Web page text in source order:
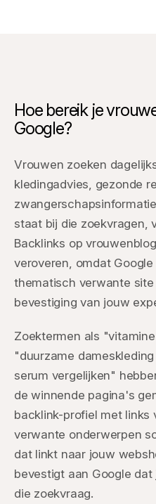
Hoe bereik je
Google?
Vrouwen zoeken
kledingadvies, gezonde
staat bij die zoekvragen,
Backlinks op
veroveren, omdat
thematisch verwante
bevestiging van jouw
Zoektermen als
"duurzame
serum vergelijken"
de winnende pagina's
backlink-profiel met links
verwante onderwerpen
dat linkt naar jouw
bevestigt aan Google
die zoekvraag.